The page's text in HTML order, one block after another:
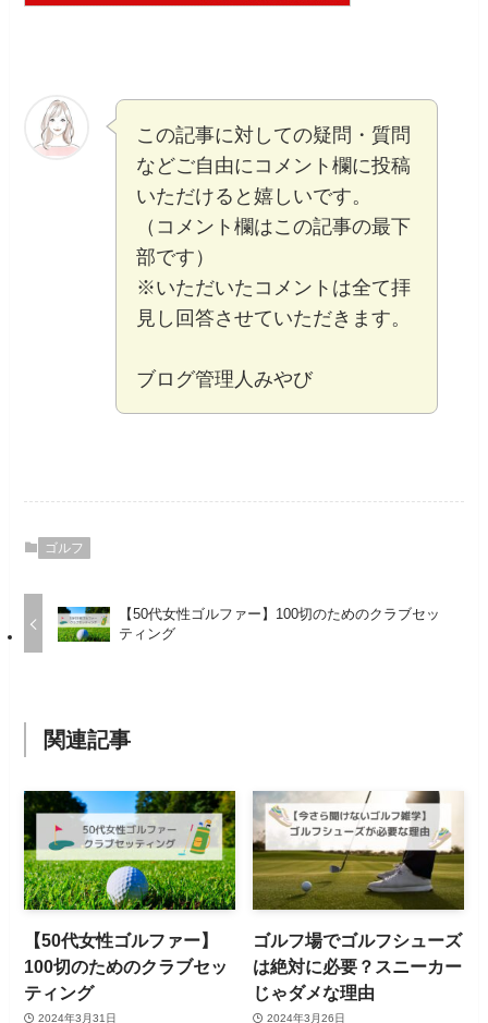
この記事に対しての疑問・質問
などご自由にコメント欄に投稿
いただけると嬉しいです。
（コメント欄はこの記事の最下
部です）
※いただいたコメントは全て拝
見し回答させていただきます。
ブログ管理人みやび
ゴルフ
【50代女性ゴルファー】100切のためのクラブセッ
ティング
関連記事
【50代女性ゴルファー】
100切のためのクラブセッ
ティング
2024年3月31日
ゴルフ場でゴルフシューズ
は絶対に必要？スニーカー
じゃダメな理由
2024年3月26日